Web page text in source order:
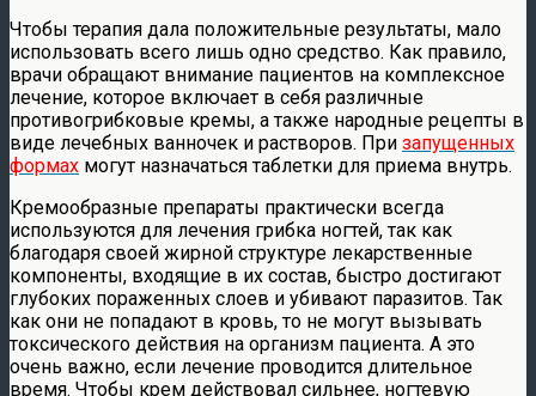
Чтобы терапия дала положительные результаты, мало
использовать всего лишь одно средство. Как правило,
врачи обращают внимание пациентов на комплексное
лечение, которое включает в себя различные
противогрибковые кремы, а также народные рецепты в
виде лечебных ванночек и растворов. При запущенных
формах могут назначаться таблетки для приема внутрь.
Кремообразные препараты практически всегда
используются для лечения грибка ногтей, так как
благодаря своей жирной структуре лекарственные
компоненты, входящие в их состав, быстро достигают
глубоких пораженных слоев и убивают паразитов. Так
как они не попадают в кровь, то не могут вызывать
токсического действия на организм пациента. А это
очень важно, если лечение проводится длительное
время. Чтобы крем действовал сильнее, ногтевую